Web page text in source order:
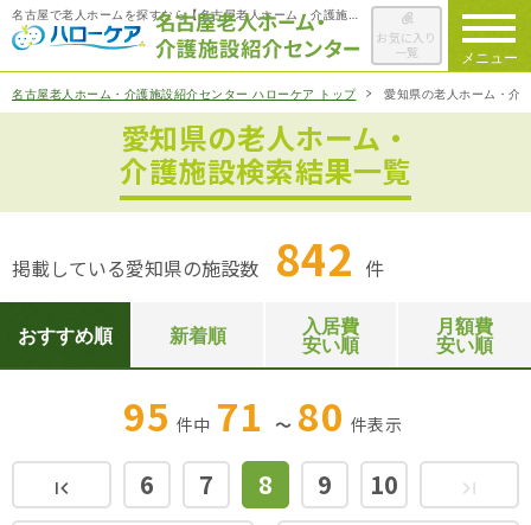
メニュー
お気に入り
一覧
ハローケアについて
老人ホームを検索する
施設選びのポイント
ご入居までの流れ
会社概要
お役立ち情報 一覧
名古屋老人ホーム・介護施設紹介センター ハローケア トップ 愛知県の老人ホーム・介
愛知県の老人ホーム・
介護施設検索結果一覧
掲載している愛知県の施設数 842 件
おすすめ順 新着順
入居費
安い順
月額費
安い順
95 件中 71 ～ 80 件表示
first_page 6 7 8 9
10
last_page